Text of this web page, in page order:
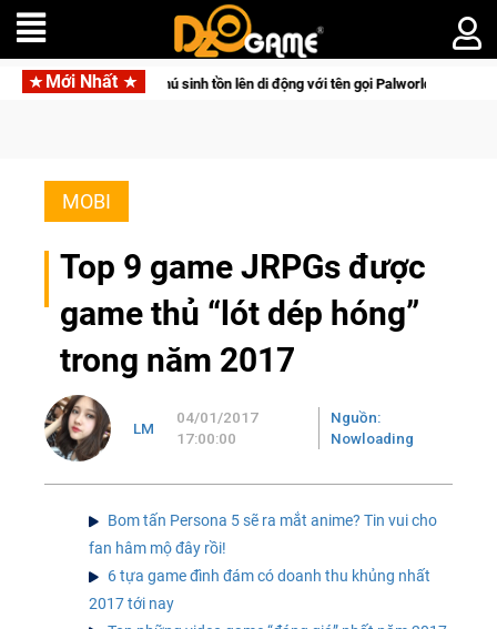
Mới Nhất
tồn lên di động với tên gọi Palworld Online Gia Nhập
MOBI
Top 9 game JRPGs được
game thủ “lót dép hóng”
trong năm 2017
LM
04/01/2017
17:00:00
Nguồn:
Nowloading
Bom tấn Persona 5 sẽ ra mắt anime? Tin vui cho
fan hâm mộ đây rồi!
6 tựa game đình đám có doanh thu khủng nhất
2017 tới nay